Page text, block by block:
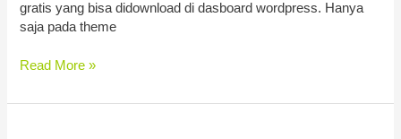
gratis yang bisa didownload di dasboard wordpress. Hanya
saja pada theme
Read More »